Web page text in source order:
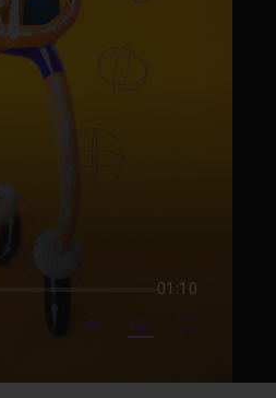
01:10
mute video
SubtitlesFullscreen